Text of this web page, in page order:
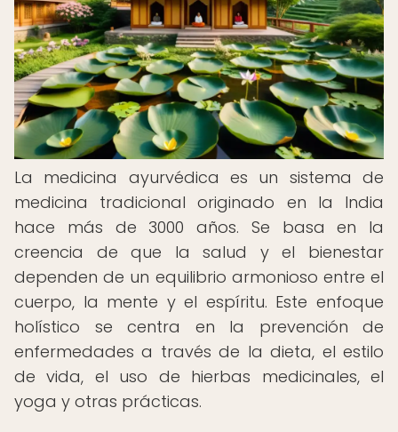
La medicina ayurvédica es un sistema de
medicina tradicional originado en la India
hace más de 3000 años. Se basa en la
creencia de que la salud y el bienestar
dependen de un equilibrio armonioso entre el
cuerpo, la mente y el espíritu. Este enfoque
holístico se centra en la prevención de
enfermedades a través de la dieta, el estilo
de vida, el uso de hierbas medicinales, el
yoga y otras prácticas.